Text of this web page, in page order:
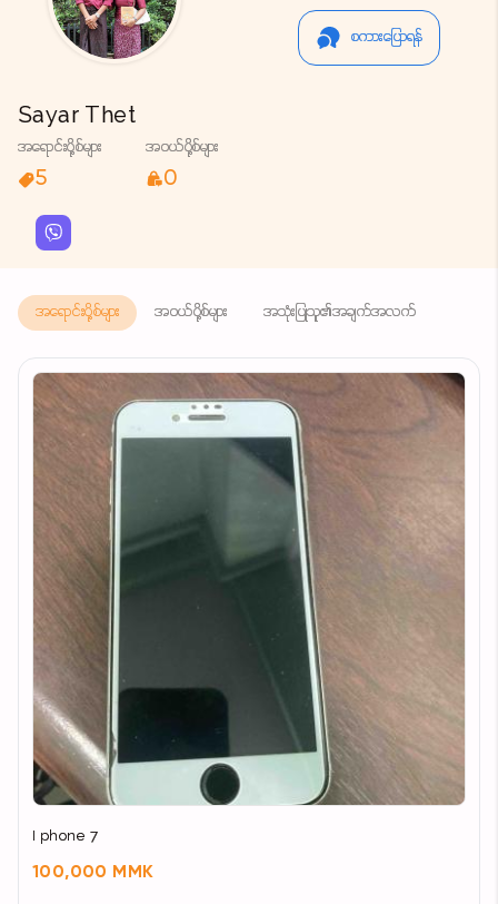
Sayar Thet
အရောင်းပို့စ်များ
5
အဝယ်ပို့စ်များ
0
စကားပြောရန်
အရောင်းပို့စ်များ အဝယ်ပို့စ်များ အသုံးပြုသူ၏အချက်အလက်
I phone 7
100,000 MMK